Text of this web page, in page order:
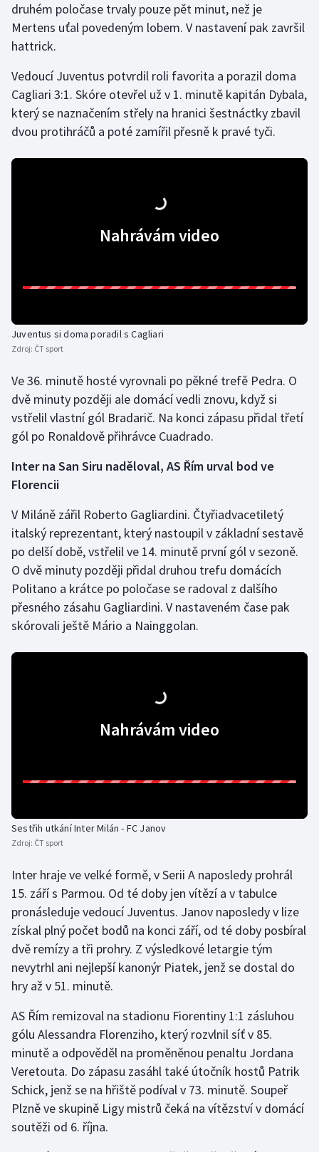
Judo
Krasobruslení
Lezení
Lyže a snowboard
Plavání
Ragby
Rychlobruslení
Rychlostní kanoistika
Sportovní střelba
Stolní tenis
Triatlon
Veslování
Vodní slalom
druhém poločase trvaly pouze pět minut, než je
Mertens uťal povedeným lobem. V nastavení pak završil
hattrick.
Vedoucí Juventus potvrdil roli favorita a porazil doma
Cagliari 3:1. Skóre otevřel už v 1. minutě kapitán Dybala,
který se naznačením střely na hranici šestnáctky zbavil
dvou protihráčů a poté zamířil přesně k pravé tyči.
Nahrávám video
Juventus si doma poradil s Cagliari
Zdroj: ČT sport
Ve 36. minutě hosté vyrovnali po pěkné trefě Pedra. O
dvě minuty později ale domácí vedli znovu, když si
vstřelil vlastní gól Bradarič. Na konci zápasu přidal třetí
gól po Ronaldově přihrávce Cuadrado.
Inter na San Siru naděloval, AS Řím urval bod ve
Florencii
V Miláně zářil Roberto Gagliardini. Čtyřiadvacetiletý
italský reprezentant, který nastoupil v základní sestavě
po delší době, vstřelil ve 14. minutě první gól v sezoně.
O dvě minuty později přidal druhou trefu domácích
Politano a krátce po poločase se radoval z dalšího
přesného zásahu Gagliardini. V nastaveném čase pak
skórovali ještě Mário a Nainggolan.
Nahrávám video
Sestřih utkání Inter Milán - FC Janov
Zdroj: ČT sport
Inter hraje ve velké formě, v Serii A naposledy prohrál
15. září s Parmou. Od té doby jen vítězí a v tabulce
pronásleduje vedoucí Juventus. Janov naposledy v lize
získal plný počet bodů na konci září, od té doby posbíral
dvě remízy a tři prohry. Z výsledkové letargie tým
nevytrhl ani nejlepší kanonýr Piatek, jenž se dostal do
hry až v 51. minutě.
AS Řím remizoval na stadionu Fiorentiny 1:1 zásluhou
gólu Alessandra Florenziho, který rozvlnil síť v 85.
minutě a odpověděl na proměněnou penaltu Jordana
Veretouta. Do zápasu zasáhl také útočník hostů Patrik
Schick, jenž se na hřiště podíval v 73. minutě. Soupeř
Plzně ve skupině Ligy mistrů čeká na vítězství v domácí
soutěži od 6. října.